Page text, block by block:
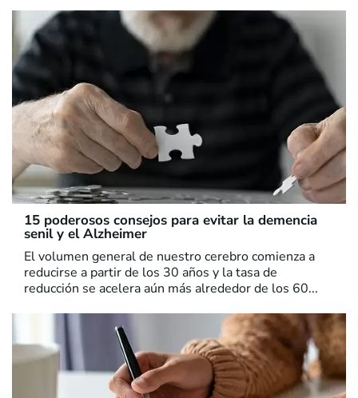
15 poderosos consejos para evitar la demencia
senil y el Alzheimer
El volumen general de nuestro cerebro comienza a
reducirse a partir de los 30 años y la tasa de
reducción se acelera aún más alrededor de los 60...